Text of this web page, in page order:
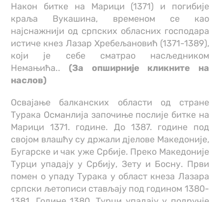
Након битке на Марици (1371) и погибије
краља Вукашина, временом се као
најснажнији од српских обласних господара
истиче кнез Лазар Хребељановић (1371-1389),
који је себе сматрао насљедником
Немањића.. (За опширније кликните на
наслов)
Освајање балканских области од стране
Турака Османлија започиње послије битке на
Марици 1371. године. До 1387. године под
својом влашћу су држали дјелове Македоније,
Бугарске и чак уже Србије. Преко Македоније
Турци упадају у Србију, Зету и Босну. Први
помен о упаду Турака у област кнеза Лазара
српски љетописи стављају под годином 1380-